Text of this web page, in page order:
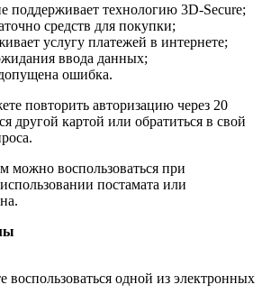
поддерживает технологию 3D-Secure;
средств для покупки;
услугу платежей в интернете;
ввода данных;
ошибка.
повторить авторизацию через 20
другой картой или обратиться в свой
можно воспользоваться при
постамата или
одной из электронных